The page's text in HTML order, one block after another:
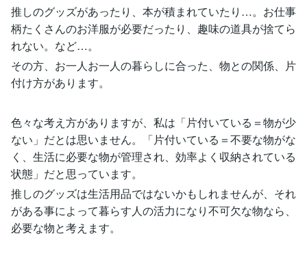
推しのグッズがあったり、本が積まれていたり…。お仕事
柄たくさんのお洋服が必要だったり、趣味の道具が捨てら
れない。など…。
その方、お一人お一人の暮らしに合った、物との関係、片
付け方があります。
色々な考え方がありますが、私は「片付いている＝物が少
ない」だとは思いません。「片付いている＝不要な物がな
く、生活に必要な物が管理され、効率よく収納されている
状態」だと思っています。
推しのグッズは生活用品ではないかもしれませんが、それ
がある事によって暮らす人の活力になり不可欠な物なら、
必要な物と考えます。